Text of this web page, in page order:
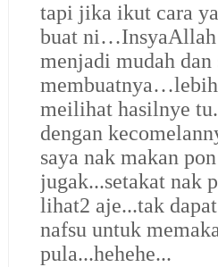
tapi jika ikut cara
buat ni…InsyaAllah
menjadi mudah
meilihat hasilnye
dengan
saya nak makan
jugak...setakat nak
lihat2 aje...tak
nafsu untuk
pula...hehehe...